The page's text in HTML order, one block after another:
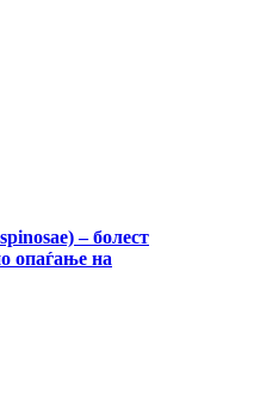
– болест
опаѓање на